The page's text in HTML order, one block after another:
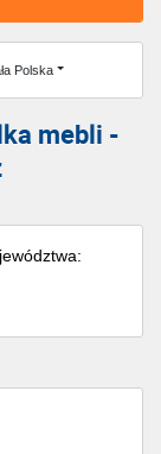
Polska
mebli -